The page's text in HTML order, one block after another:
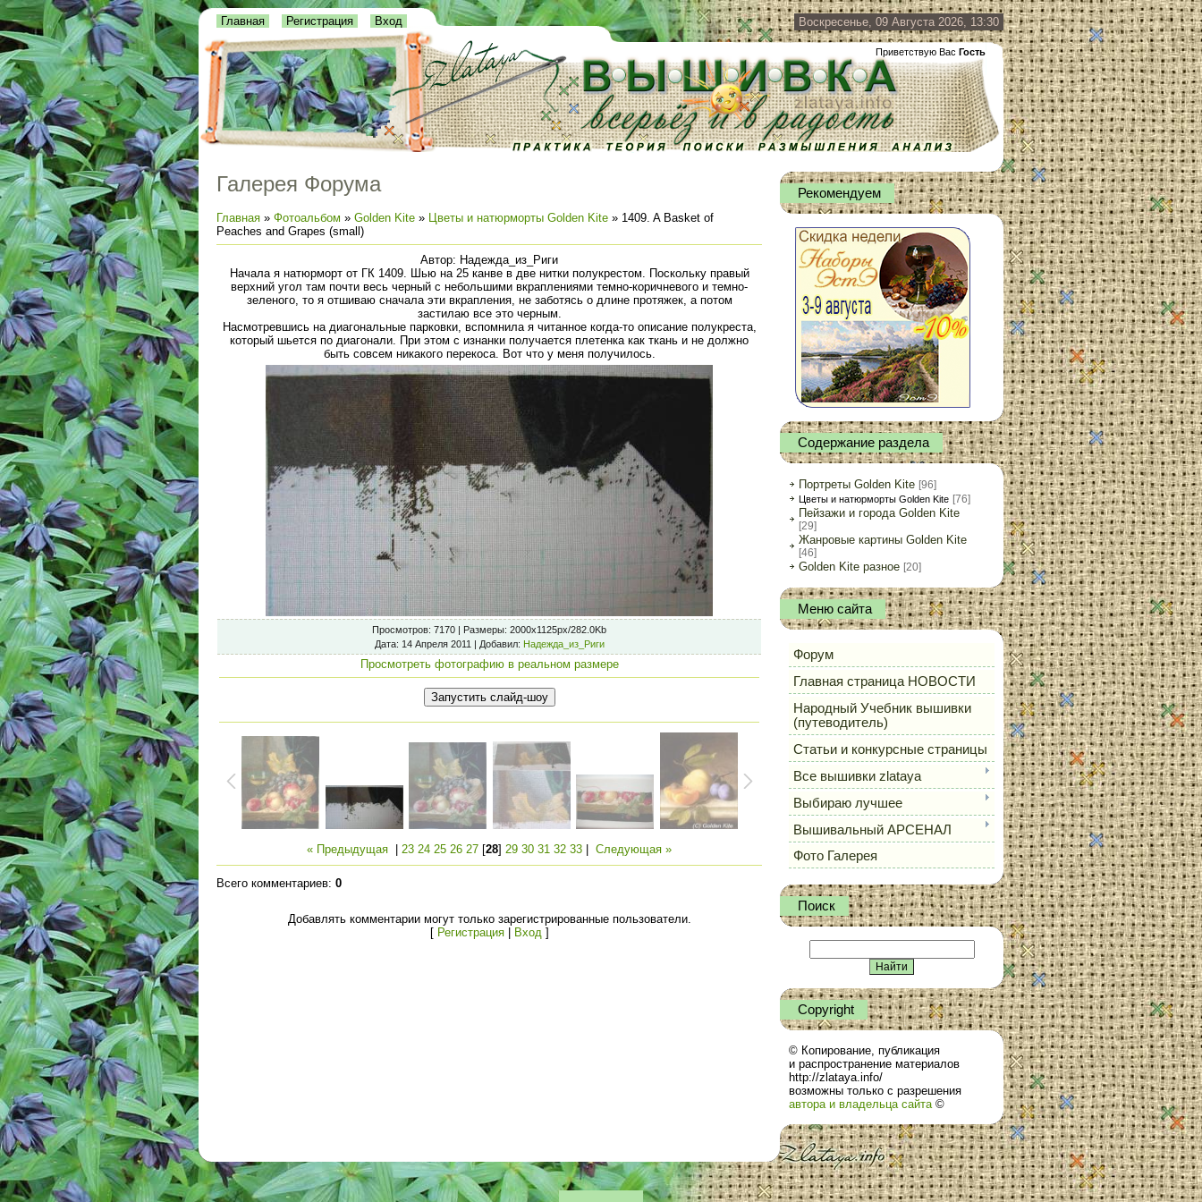
Воскресенье, 09 Августа 2026, 13:30
Приветствую Вас Гость
Главная Регистрация Вход
Галерея Форума
Главная » Фотоальбом » Golden Kite » Цветы и натюрморты Golden Kite » 1409. A Basket of
Peaches and Grapes (small)
Автор: Надежда_из_Риги
Начала я натюрморт от ГК 1409. Шью на 25 канве в две нитки полукрестом. Поскольку правый
верхний угол там почти весь черный с небольшими вкраплениями темно-коричневого и темно-
зеленого, то я отшиваю сначала эти вкрапления, не заботясь о длине протяжек, а потом
застилаю все это черным.
Насмотревшись на диагональные парковки, вспомнила я читанное когда-то описание полукреста,
который шьется по диагонали. При этом с изнанки получается плетенка как ткань и не должно
быть совсем никакого перекоса. Вот что у меня получилось.
Просмотров: 7170 | Размеры: 2000x1125px/282.0Kb
Дата: 14 Апреля 2011 | Добавил: Надежда_из_Риги
Просмотреть фотографию в реальном размере
« Предыдущая 23 24 25 26 27 [28] 29 30 31 32 33 Следующая »
Всего комментариев: 0
Добавлять комментарии могут только зарегистрированные пользователи.
[ Регистрация| Вход ]
Рекомендуем
Содержание раздела
Портреты Golden Kite [96]
Цветы и натюрморты Golden Kite [76]
Пейзажи и города Golden Kite
[29]
Жанровые картины Golden Kite
[46]
Golden Kite разное [20]
Меню сайта
Форум
Главная страница НОВОСТИ
Народный Учебник вышивки
(путеводитель)
Статьи и конкурсные страницы
Все вышивки zlataya
Выбираю лучшее
Вышивальный АРСЕНАЛ
Фото Галерея
Поиск
Сopyright
© Копирование, публикация
и распространение материалов
http://zlataya.info/
возможны только с разрешения
автора и владельца сайта©